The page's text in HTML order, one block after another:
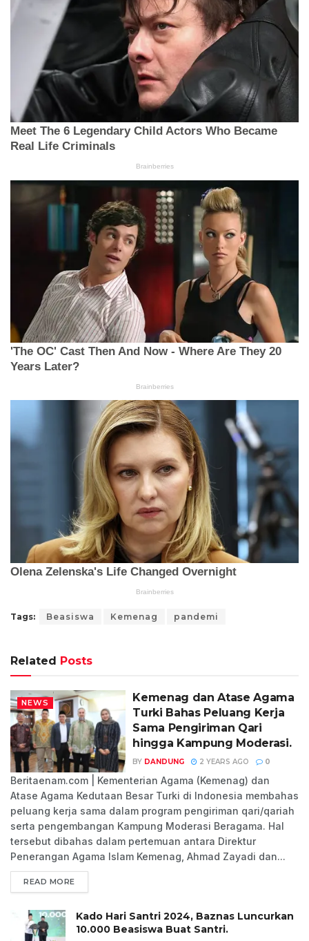
Tags: Beasiswa Kemenag pandemi
Related Posts
NEWS
Kemenag dan Atase Agama
Turki Bahas Peluang Kerja
Sama Pengiriman Qari
hingga Kampung Moderasi.
BY DANDUNG 2 YEARS AGO 0
Beritaenam.com | Kementerian Agama (Kemenag) dan
Atase Agama Kedutaan Besar Turki di Indonesia membahas
peluang kerja sama dalam program pengiriman qari/qariah
serta pengembangan Kampung Moderasi Beragama. Hal
tersebut dibahas dalam pertemuan antara Direktur
Penerangan Agama Islam Kemenag, Ahmad Zayadi dan...
READ MORE
Kado Hari Santri 2024, Baznas Luncurkan
10.000 Beasiswa Buat Santri.